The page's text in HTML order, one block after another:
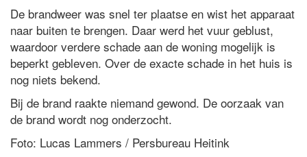
De brandweer was snel ter plaatse en wist het apparaat
naar buiten te brengen. Daar werd het vuur geblust,
waardoor verdere schade aan de woning mogelijk is
beperkt gebleven. Over de exacte schade in het huis is
nog niets bekend.
Bij de brand raakte niemand gewond. De oorzaak van
de brand wordt nog onderzocht.
Foto: Lucas Lammers / Persbureau Heitink